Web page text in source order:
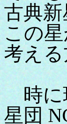
古典
この
考え
時に
星団